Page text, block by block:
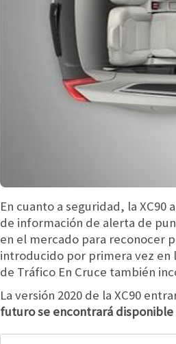
En cuanto a seguridad, la
de información de alerta de
en el mercado para reconocer
introducido por primera vez en
de Tráfico En Cruce también
La versión 2020 de la XC90
futuro se encontrará